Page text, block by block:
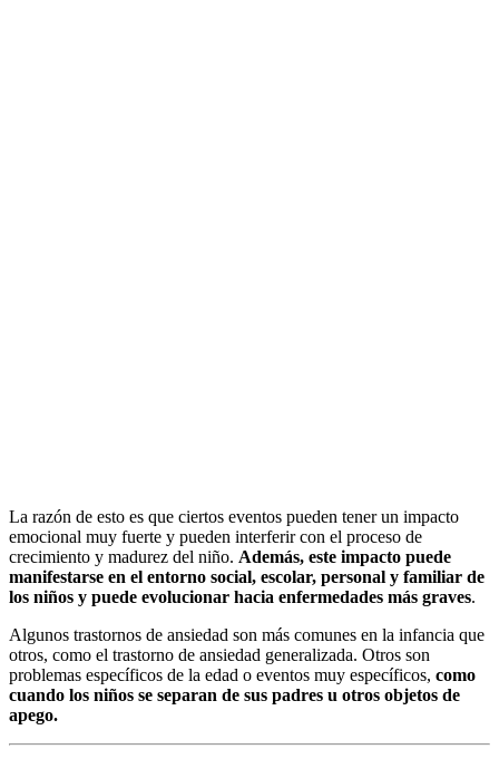
La razón de esto es que ciertos eventos pueden tener un impacto
emocional muy fuerte y pueden interferir con el proceso de
crecimiento y madurez del niño. Además, este impacto puede
manifestarse en el entorno social, escolar, personal y familiar de
los niños y puede evolucionar hacia enfermedades más graves.
Algunos trastornos de ansiedad son más comunes en la infancia que
otros, como el trastorno de ansiedad generalizada. Otros son
problemas específicos de la edad o eventos muy específicos, como
cuando los niños se separan de sus padres u otros objetos de
apego.